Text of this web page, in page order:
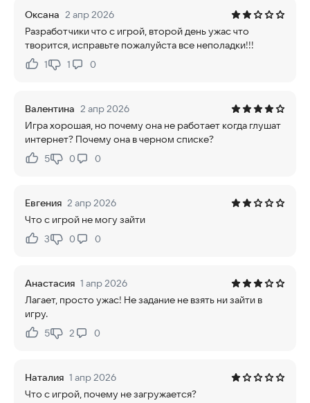
Оксана 2 апр 2026
Разработчики что с игрой, второй день ужас что
творится, исправьте пожалуйста все неполадки!!!
Нравится:
1Не нравится:
1 0
Валентина 2 апр 2026
Игра хорошая, но почему она не работает когда глушат
интернет? Почему она в черном списке?
Нравится:
5Не нравится:
0 0
Евгения 2 апр 2026
Что с игрой не могу зайти
Нравится:
3Не нравится:
0 0
Анастасия 1 апр 2026
Лагает, просто ужас! Не задание не взять ни зайти в
игру.
Нравится:
5Не нравится:
2 0
Наталия 1 апр 2026
Что с игрой, почему не загружается?